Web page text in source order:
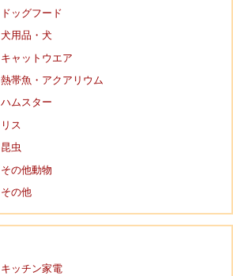
ドッグフード
犬用品・犬
キャットウエア
熱帯魚・アクアリウム
ハムスター
リス
昆虫
その他動物
その他
キッチン家電